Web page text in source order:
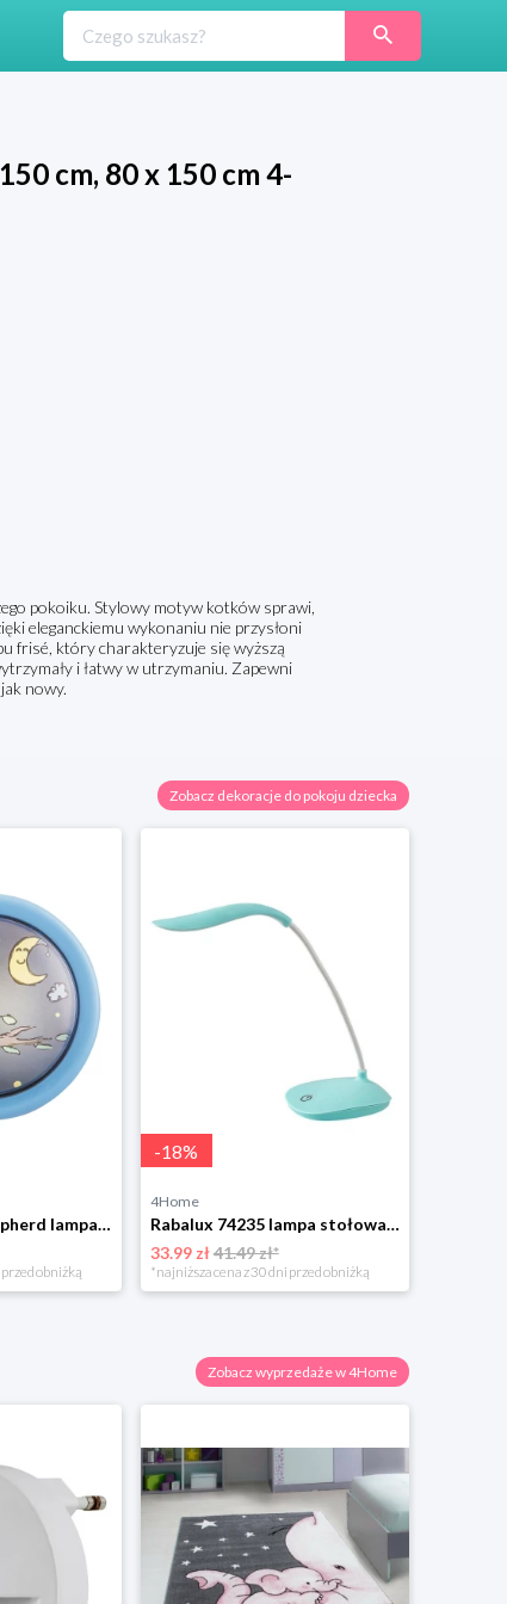
cm, 80 x 150 cm 4-
pokoiku. Stylowy motyw kotków sprawi,
eleganckiemu wykonaniu nie przysłoni
frisé, który charakteryzuje się wyższą
i łatwy w utrzymaniu. Zapewni
nowy.
Zobacz dekoracje do pokoju dziecka
Rabalux 4563 Shepherd lampa dziecięca, niebieski
obniżką
-18%
4Home
Rabalux 74235 lampa stołowa LED Bedi, niebieski
33.99 zł41.49 zł*
*najniższa cena z 30 dni przed obniżką
Zobacz wyprzedaże w 4Home